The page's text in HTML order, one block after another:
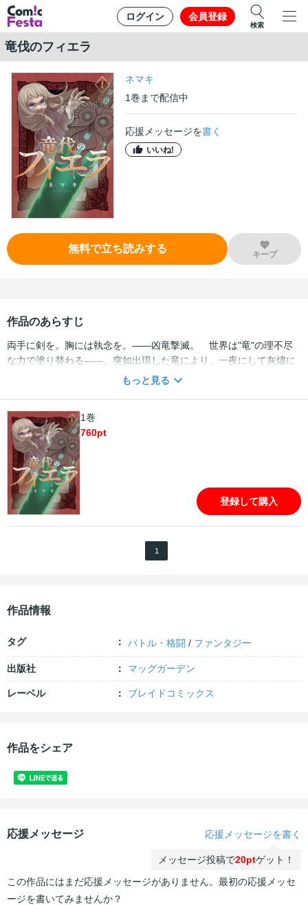
ログイン 会員登録
検索
竜伐のフィエラ
ネマキ
1巻 まで配信中
応援メッセージを書く
いいね!
無料で立ち読みする キープ
作品のあらすじ
両手に剣を。胸には執念を。――凶竜撃滅。 世界は"竜"の理不尽
な力で塗り替わる――。突如出現した竜により、一夜にして灰燼に
帰したソードランド王国。目の前で故郷と家族を失った王女フィエ
記、開幕。【連載時のカラーページを完全収録！】
もっと見る
1巻
760pt
登録して購入
1
作品情報
タグ バトル・格闘 / ファンタジー
出版社 マッグガーデン
レーベル ブレイドコミックス
作品をシェア
応援メッセージ 応援メッセージを書く
メッセージ投稿で20ptゲット！
この作品にはまだ応援メッセージがありません。最初の応援メッセ
ージを書いてみませんか？